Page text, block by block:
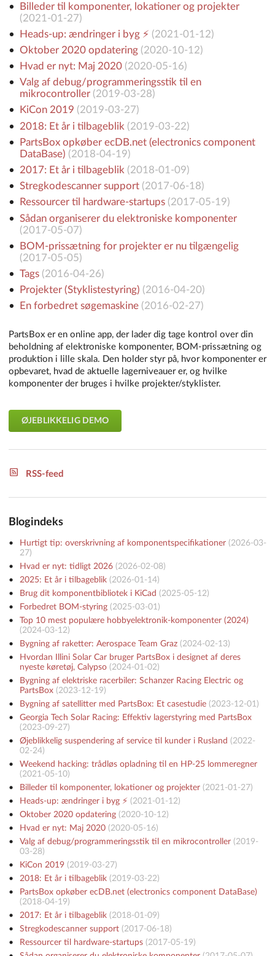
Billeder til komponenter, lokationer og projekter
(2021-01-27)
Heads-up: ændringer i byg ⚡️ (2021-01-12)
Oktober 2020 opdatering(2020-10-12)
Hvad er nyt: Maj 2020(2020-05-16)
Valg af debug/programmeringsstik til en
mikrocontroller(2019-03-28)
KiCon 2019 (2019-03-27)
2018: Et år i tilbageblik (2019-03-22)
PartsBox opkøber ecDB.net (electronics component
DataBase) (2018-04-19)
2017: Et år i tilbageblik (2018-01-09)
Stregkodescanner support(2017-06-18)
Ressourcer til hardware-startups(2017-05-19)
Sådan organiserer du elektroniske komponenter
(2017-05-07)
BOM-prissætning for projekter er nu tilgængelig
(2017-05-05)
Tags(2016-04-26)
Projekter (Styklistestyring) (2016-04-20)
En forbedret søgemaskine(2016-02-27)
PartsBox er en online app, der lader dig tage kontrol over din
beholdning af elektroniske komponenter, BOM-prissætning og
produktion i lille skala. Den holder styr på, hvor komponenter er
opbevaret, hvad de aktuelle lagerniveauer er, og hvilke
komponenter der bruges i hvilke projekter/styklister.
ØJEBLIKKELIG DEMO
RSS-feed
Blogindeks
Hurtigt tip: overskrivning af komponentspecifikationer(2026-03-
27)
Hvad er nyt: tidligt 2026(2026-02-08)
2025: Et år i tilbageblik(2026-01-14)
Brug dit komponentbibliotek i KiCad (2025-05-12)
Forbedret BOM-styring(2025-03-01 )
Top 10 mest populære hobbyelektronik-komponenter (2024)
(2024-03-12)
Bygning af raketter: Aerospace Team Graz(2024-02-13)
Hvordan Illini Solar Car bruger PartsBox i designet af deres
nyeste køretøj, Calypso(2024-01-02)
Bygning af elektriske racerbiler: Schanzer Racing Electric og
PartsBox(2023-12-19)
Bygning af satellitter med PartsBox: Et casestudie(2023-12-01 )
Georgia Tech Solar Racing: Effektiv lagerstyring med PartsBox
(2023-09-27)
Øjeblikkelig suspendering af service til kunder i Rusland (2022-
02-24)
Weekend hacking: trådløs opladning til en HP-25 lommeregner
(2021-05-10)
Billeder til komponenter, lokationer og projekter(2021-01-27)
Heads-up: ændringer i byg ⚡️ (2021-01-12)
Oktober 2020 opdatering(2020-10-12)
Hvad er nyt: Maj 2020(2020-05-16)
Valg af debug/programmeringsstik til en mikrocontroller(2019-
03-28)
KiCon 2019(2019-03-27)
2018: Et år i tilbageblik(2019-03-22)
PartsBox opkøber ecDB.net (electronics component DataBase)
(2018-04-19)
2017: Et år i tilbageblik(2018-01-09)
Stregkodescanner support(2017-06-18)
Ressourcer til hardware-startups(2017-05-19)